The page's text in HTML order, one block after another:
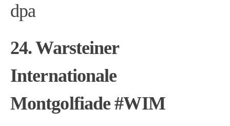
dpa
24. Warsteiner
Internationale
Montgolfiade #WIM